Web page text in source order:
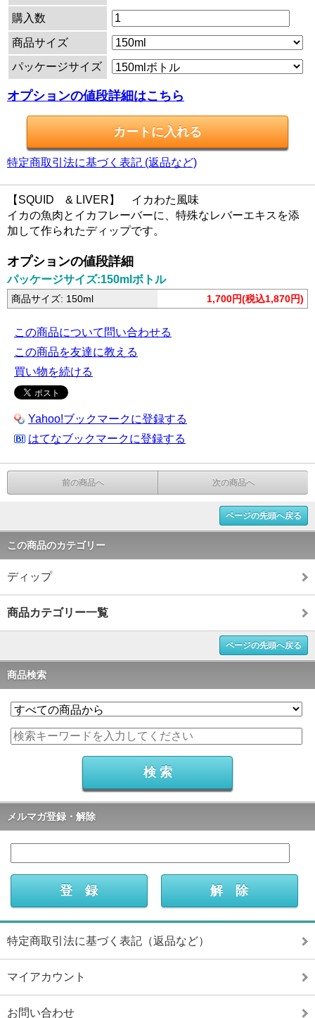
購入数
商品サイズ
パッケージサイズ
オプションの値段詳細はこちら
特定商取引法に基づく表記 (返品など)
【SQUID & LIVER】 イカわた風味
イカの魚肉とイカフレーバーに、特殊なレバーエキスを添
加して作られたディップです。
オプションの値段詳細
パッケージサイズ:150mlボトル
商品サイズ: 150ml 1,700円(税込1,870円)
この商品について問い合わせる
この商品を友達に教える
買い物を続ける
Yahoo!ブックマークに登録する
はてなブックマークに登録する
前の商品へ 次の商品へ
ページの先頭へ戻る
この商品のカテゴリー
ディップ
商品カテゴリー一覧
ページの先頭へ戻る
商品検索
メルマガ登録・解除
特定商取引法に基づく表記（返品など）
マイアカウント
お問い合わせ